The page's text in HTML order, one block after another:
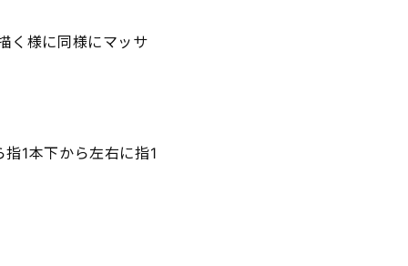
く様に同様にマッサ
1本下から左右に指1